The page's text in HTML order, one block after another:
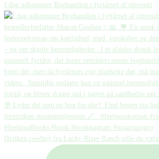
I dag udkommer Boghandlen i fyrtårnet af internati
Hvilken cowboy fra Lucky River Ranch ville du vælg